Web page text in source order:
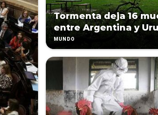
Tormenta deja 16
entre Argentina y
MUNDO